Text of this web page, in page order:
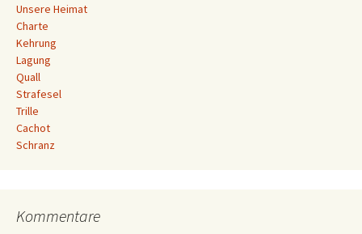
Unsere Heimat
Charte
Kehrung
Lagung
Quall
Strafesel
Trille
Cachot
Schranz
Kommentare